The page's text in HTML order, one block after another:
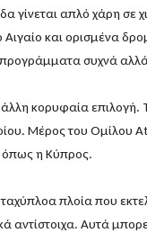
γίνεται απλό χάρη σε
και ορισμένα
συχνά
άλλη κορυφαία
Μέρος του Ομίλου
όπως η Κύπρος.
πλοία που
Αυτά